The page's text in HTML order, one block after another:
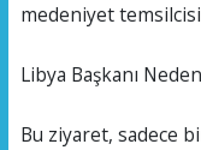
medeniyet
Libya Başkanı
Bu ziyaret, sadece